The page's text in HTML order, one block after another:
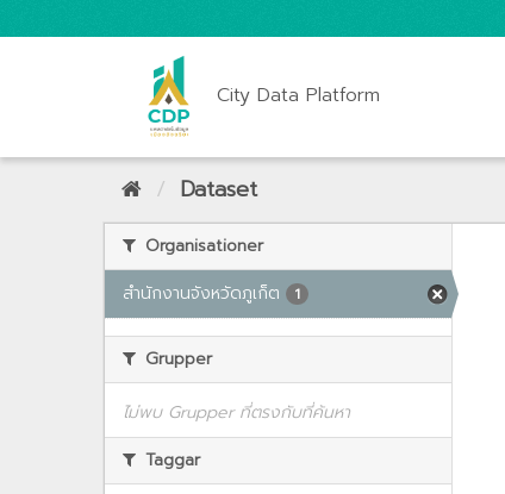
City Data Platform
Dataset
Organisationer
สำนักงานจังหวัดภูเก็ต
1
Grupper
ไม่พบ Grupper ที่ตรงกับที่ค้นหา
Taggar